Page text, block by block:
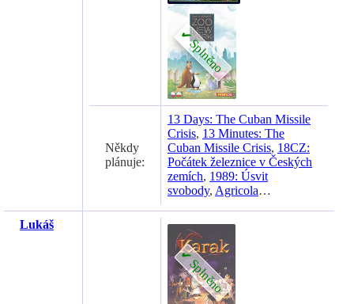
Někdy
plánuje:
13 Days: The Cuban Missile
Crisis, 13 Minutes: The
Cuban Missile Crisis, 18CZ:
Počátek železnice v Českých
zemích, 1989: Úsvit
svobody, Agricola…
Lukáš